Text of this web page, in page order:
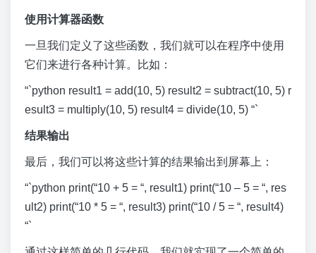
使用计算器函数
一旦我们定义了这些函数，我们就可以在程序中使用
它们来进行各种计算。比如：
“`python result1 = add(10, 5) result2 = subtract(10, 5) r
esult3 = multiply(10, 5) result4 = divide(10, 5) “`
结果输出
最后，我们可以将这些计算的结果输出到屏幕上：
“`python print(“10 + 5 = “, result1) print(“10 – 5 = “, res
ult2) print(“10 * 5 = “, result3) print(“10 / 5 = “, result4)
“`